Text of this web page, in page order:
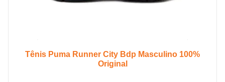
Tênis Puma Runner City Bdp Masculino 100%
Original